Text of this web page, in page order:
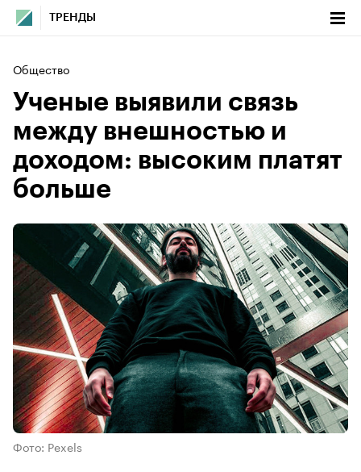
ТРЕНДЫ
Общество
Ученые выявили связь
между внешностью и
доходом: высоким платят
больше
Фото: Pexels